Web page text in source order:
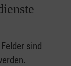
sind